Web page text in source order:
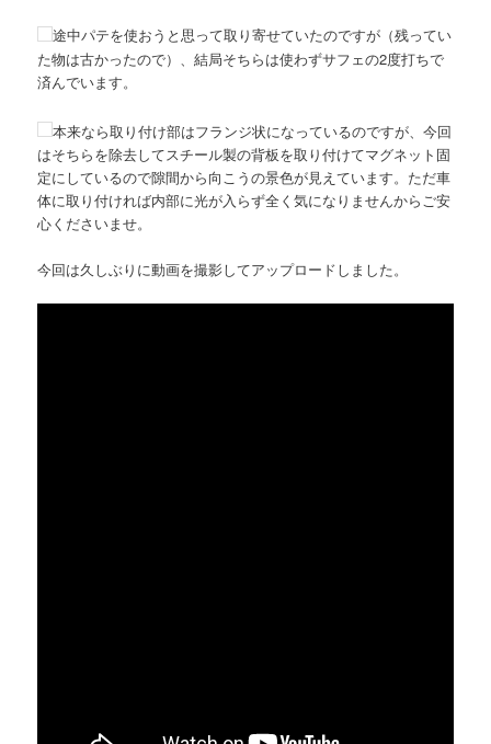
途中パテを使おうと思って取り寄せていたのですが（残ってい
た物は古かったので）、結局そちらは使わずサフェの2度打ちで
済んでいます。
本来なら取り付け部はフランジ状になっているのですが、今回
はそちらを除去してスチール製の背板を取り付けてマグネット固
定にしているので隙間から向こうの景色が見えています。ただ車
体に取り付ければ内部に光が入らず全く気になりませんからご安
心くださいませ。
今回は久しぶりに動画を撮影してアップロードしました。